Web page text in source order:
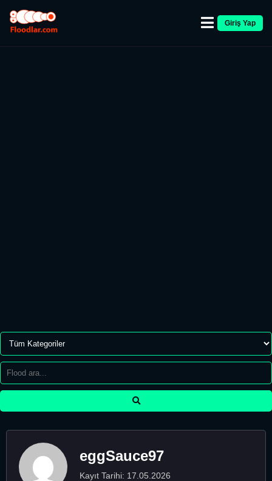
Giriş Yap
eggSauce97
Kayıt Tarihi: 17.05.2026